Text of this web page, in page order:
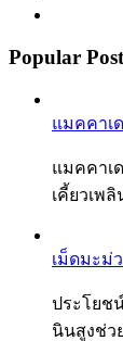
Popular
แมคคาเ
แมคคาเ
เคี้ยวเพ
เม็ดมะม่
ประโยช
นินสูงช่ว